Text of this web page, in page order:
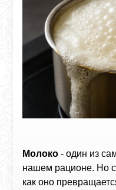
Молоко - один из
нашем рационе. Но
как оно